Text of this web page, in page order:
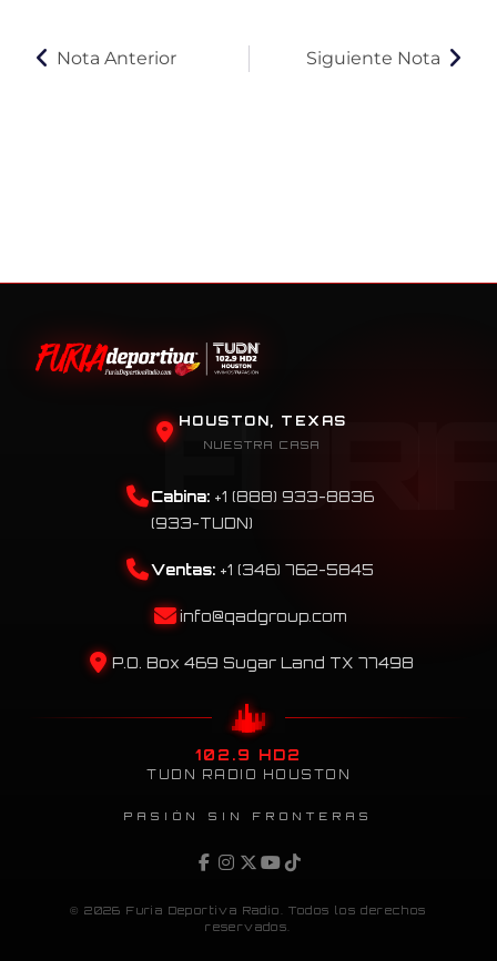
Nota Anterior Siguiente Nota
HOUSTON, TEXAS
NUESTRA CASA
Cabina: +1 (888) 933-8836
(933-TUDN)
Ventas: +1 (346) 762-5845
info@qadgroup.com
P.O. Box 469 Sugar Land TX 77498
102.9 HD2
TUDN RADIO HOUSTON
PASIÓN SIN FRONTERAS
© 2026 Furia Deportiva Radio. Todos los derechos
reservados.